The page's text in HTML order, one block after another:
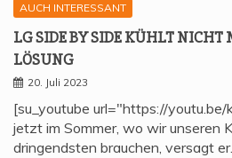
AUCH INTERESSANT
LG SIDE BY SIDE KÜHLT NICHT
LÖSUNG
20. Juli 2023
[su_youtube url="https://
jetzt im Sommer, wo wir unseren
dringendsten brauchen, versagt